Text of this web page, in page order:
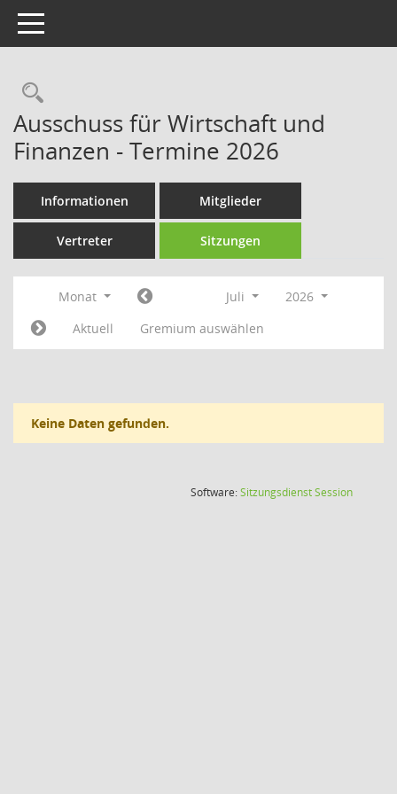
Toggle navigation
Rechercheauswahl
Ausschuss für Wirtschaft und
Finanzen - Termine 2026
Informationen Mitglieder
Vertreter Sitzungen
Monat Juli
2026
Aktuell
Gremium auswählen
Keine Daten gefunden.
Software:SitzungsdienstSession(Wird in